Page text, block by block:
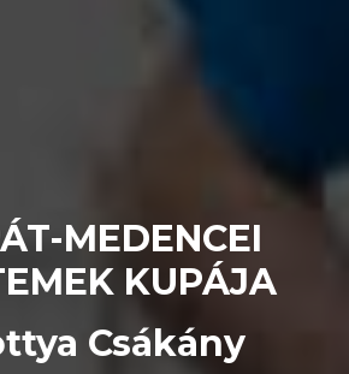
MEDENCEI
KUPÁJA
Csákány